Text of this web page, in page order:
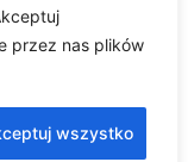
przez nas plików
wszystko